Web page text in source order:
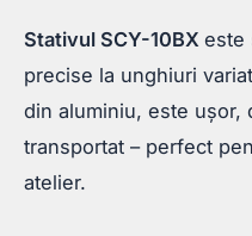
Stativul SCY-10BX este
precise la unghiuri
din aluminiu, este ușor,
transportat – perfect
atelier.